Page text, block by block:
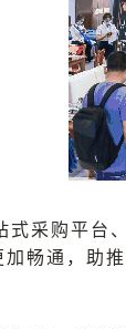
式采购平台
畅通，助